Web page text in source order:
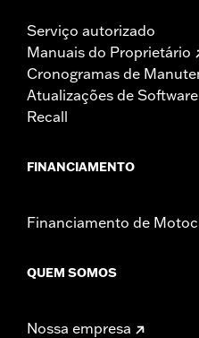
Serviço autorizado
Manuais do Proprietário
Cronogramas de
Atualizações de Software
Recall
FINANCIAMENTO
Financiamento de
QUEM SOMOS
Nossa empresa